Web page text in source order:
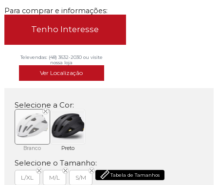
Para comprar e informações:
Tenho Interesse
Televendas: (48) 3632-2030 ou visite
nossa loja
Ver Localização
Selecione a Cor:
Branco Preto
Selecione o Tamanho:
L/XL M/L S/M Tabela de Tamanhos